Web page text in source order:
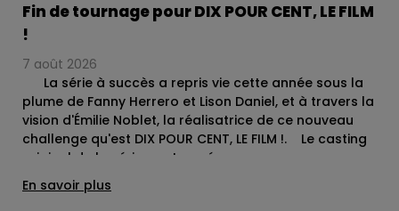
Fin de tournage pour DIX POUR CENT, LE FILM
!
7 août 2026
La série à succès a repris vie cette année sous la
plume de Fanny Herrero et Lison Daniel, et à travers la
vision d'Émilie Noblet, la réalisatrice de ce nouveau
challenge qu'est DIX POUR CENT, LE FILM !. Le casting
original de la série a retrouvé ses personnages en
plongeant au coeur de nouvelles intrigues. Toujours
dans ce dilemme de sacrifices pour sauver les
En savoir plus